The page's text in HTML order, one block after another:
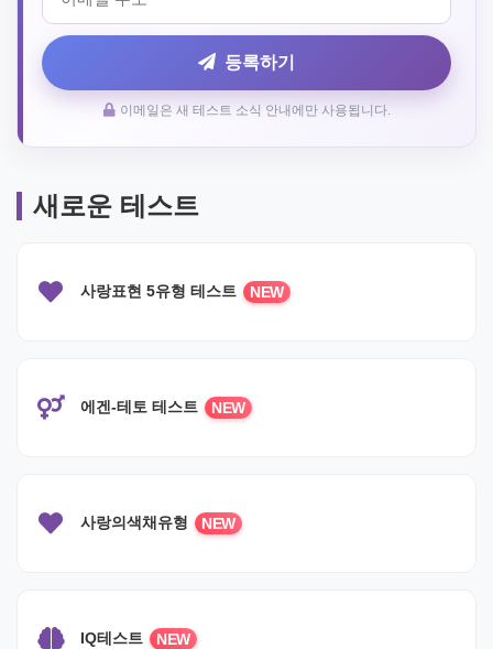
등록하기
이메일은 새 테스트 소식 안내에만 사용됩니다.
새로운 테스트
사랑표현 5유형 테스트 NEW
에겐-테토 테스트 NEW
사랑의색채유형 NEW
IQ테스트 NEW